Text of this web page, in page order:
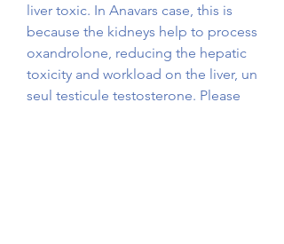
liver toxic. In Anavars case, this is
because the kidneys help to process
oxandrolone, reducing the hepatic
toxicity and workload on the liver, un
seul testicule testosterone. Please